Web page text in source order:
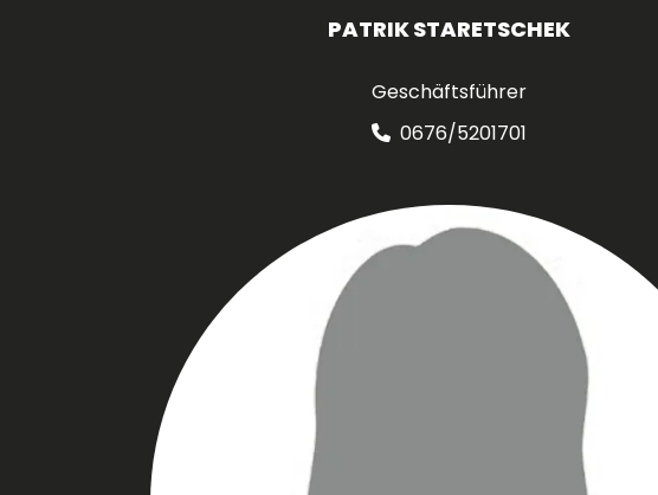
PATRIK STARETSCHEK
Geschäftsführer
 0676/5201701